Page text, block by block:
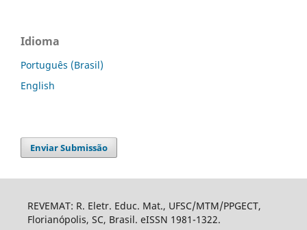
Idioma
Português (Brasil)
English
Enviar Submissão
REVEMAT: R. Eletr. Educ. Mat., UFSC/MTM/PPGECT,
Florianópolis, SC, Brasil. eISSN 1981-1322.